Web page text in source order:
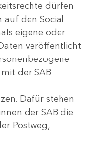
dürfen
den Social
eigene oder
veröffentlicht
der SAB
Dafür stehen
der SAB die
Postweg,